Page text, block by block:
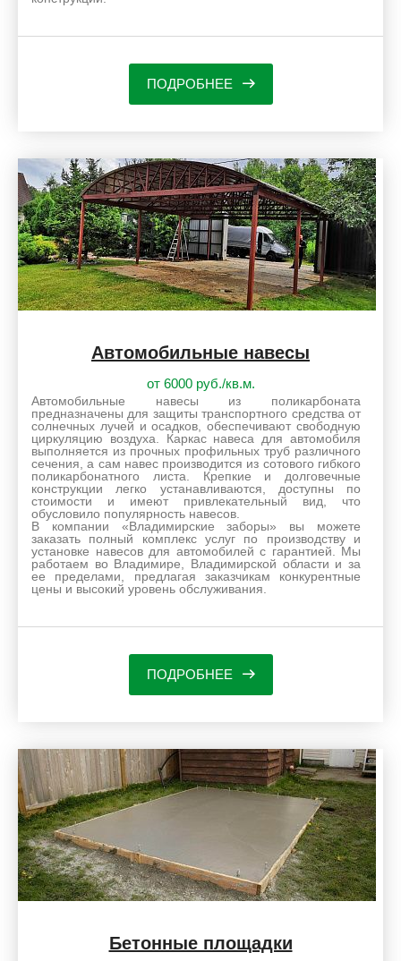
ПОДРОБНЕЕ
Автомобильные навесы
от 6000 руб./кв.м.
Автомобильные навесы из поликарбоната
предназначены для защиты транспортного средства от
солнечных лучей и осадков, обеспечивают свободную
циркуляцию воздуха. Каркас навеса для автомобиля
выполняется из прочных профильных труб различного
сечения, а сам навес производится из сотового гибкого
поликарбонатного листа. Крепкие и долговечные
конструкции легко устанавливаются, доступны по
стоимости и имеют привлекательный вид, что
обусловило популярность навесов.
В компании «Владимирские заборы» вы можете
заказать полный комплекс услуг по производству и
установке навесов для автомобилей с гарантией. Мы
работаем во Владимире, Владимирской области и за
ее пределами, предлагая заказчикам конкурентные
цены и высокий уровень обслуживания.
ПОДРОБНЕЕ
Бетонные площадки